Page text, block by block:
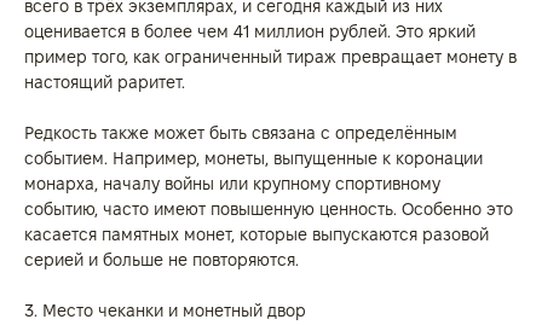
всего в трёх экземплярах, и сегодня каждый из них
оценивается в более чем 41 миллион рублей. Это яркий
пример того, как ограниченный тираж превращает монету в
настоящий раритет.
Редкость также может быть связана с определённым
событием. Например, монеты, выпущенные к коронации
монарха, началу войны или крупному спортивному
событию, часто имеют повышенную ценность. Особенно это
касается памятных монет, которые выпускаются разовой
серией и больше не повторяются.
3. Место чеканки и монетный двор